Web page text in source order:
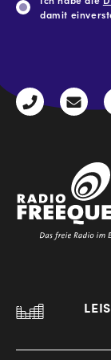
damit
+43